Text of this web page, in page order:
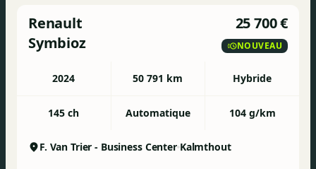
exacte specificaties en uitrusting van het
voertuig steeds te verifiëren bij de verkoper.
Renault
Symbioz
25 700 €
NOUVEAU
2024 50 791 km Hybride
145 ch Automatique 104 g/km
F. Van Trier - Business Center Kalmthout